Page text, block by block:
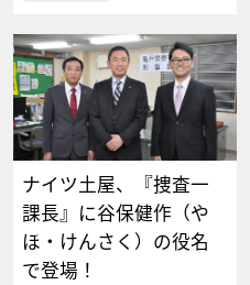
ナイツ土屋、『捜査一
課長』に谷保健作（や
ほ・けんさく）の役名
で登場！